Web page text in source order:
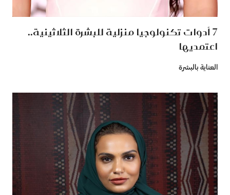
7 أدوات تكنولوجيا منزلية للبشرة الثلاثينية..
اعتمديها
العناية بالبشرة